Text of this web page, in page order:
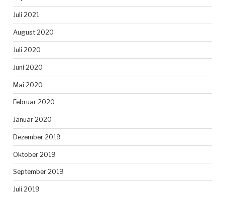
Juli 2021
August 2020
Juli 2020
Juni 2020
Mai 2020
Februar 2020
Januar 2020
Dezember 2019
Oktober 2019
September 2019
Juli 2019